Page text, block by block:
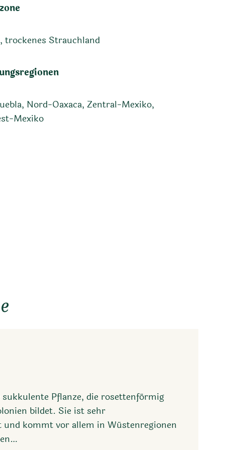
trockenes Strauchland
Nord-Oaxaca, Zentral-Mexiko,
Mexiko
Pflanze, die rosettenförmig
bildet. Sie ist sehr
kommt vor allem in Wüstenregionen